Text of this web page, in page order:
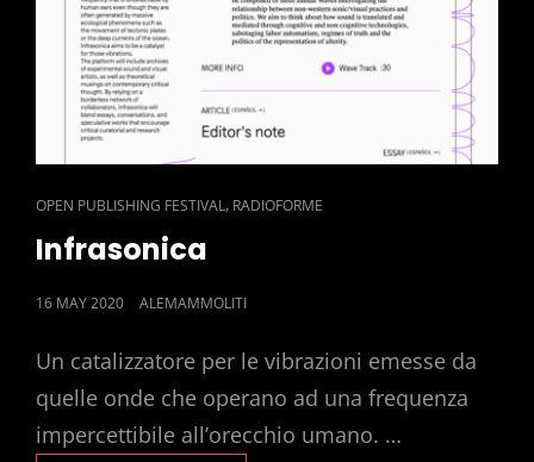
CAT
LINKS
OPEN PUBLISHING FESTIVAL, RADIOFORME
Infrasonica
POSTED
16 MAY 2020 ALEMAMMOLITI
Un catalizzatore per le vibrazioni emesse da
quelle onde che operano ad una frequenza
impercettibile all’orecchio umano. …